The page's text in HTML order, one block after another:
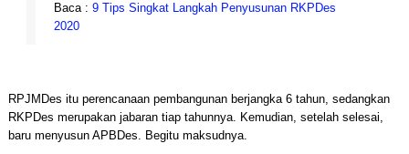
Baca : 9 Tips Singkat Langkah Penyusunan RKPDes
2020
RPJMDes itu perencanaan pembangunan berjangka 6 tahun, sedangkan
RKPDes merupakan jabaran tiap tahunnya. Kemudian, setelah selesai,
baru menyusun APBDes. Begitu maksudnya.